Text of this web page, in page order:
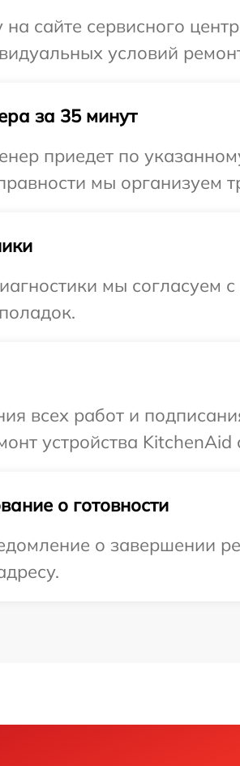
на сайте сервисного
условий
за 35 минут
приедет по
мы организуем
мы согласуем
всех работ и
устройства
о готовности
о завершении